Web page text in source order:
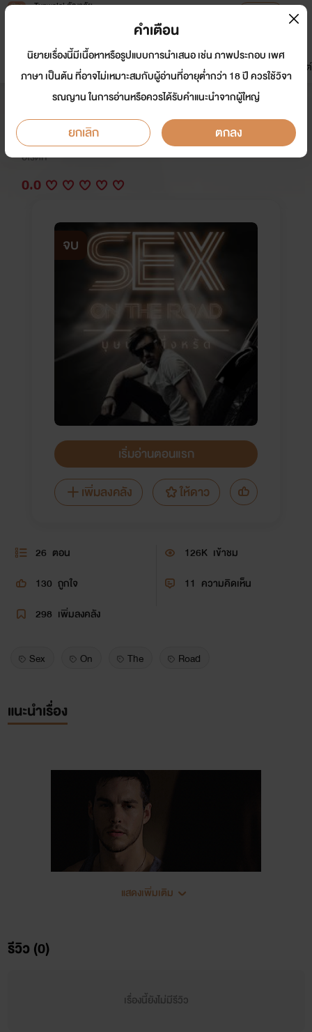
Tunwalai ธัญวลัย
หน้าแรก นิยาย อีบุ๊ก การ์ตูน
มาใหม่
ดรีมแชท ธัญลิสต์
Sex on the road 30+
นักเขียน:
บุษบาหนึ่งหรัด แสบทรวง ฉายา, Magnolia, Stylo r
omantique
อีโรติก
0.0
จบ
เริ่มอ่านตอนแรก
เพิ่มลงคลัง
ให้ดาว
26 ตอน 126K เข้าชม
130 ถูกใจ 11 ความคิดเห็น
298 เพิ่มลงคลัง
Sex On The Road
แนะนำเรื่อง
แสดงเพิ่มเติม
รีวิว (0)
เรื่องนี้ยังไม่มีรีวิว
คำเตือน
นิยายเรื่องนี้มีเนื้อหาหรือรูปแบบการนำเสนอ เช่น ภาพประกอบ เพศ
ภาษา เป็นต้น ที่อาจไม่เหมาะสมกับผู้อ่านที่อายุต่ำกว่า 18 ปี ควรใช้วิจา
รณญาน ในการอ่านหรือควรได้รับคำแนะนำจากผู้ใหญ่
ยกเลิก ตกลง